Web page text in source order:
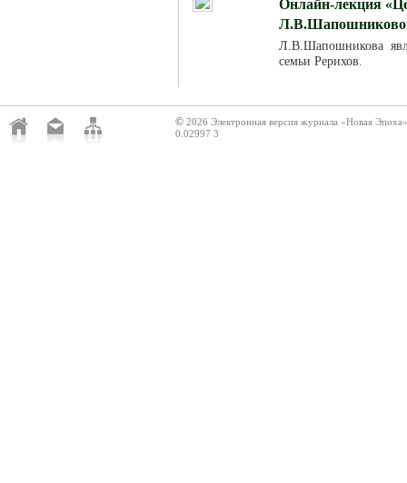
Онлайн-лекция
Л.В.Шапошникова
семьи Рерихов.
© 2026 Электронная версия журнала «Новая Эпоха»
0.02997 3